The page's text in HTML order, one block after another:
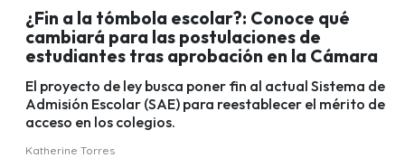
¿Fin a la tómbola escolar?: Conoce qué
cambiará para las postulaciones de
estudiantes tras aprobación en la Cámara
El proyecto de ley busca poner fin al actual Sistema de
Admisión Escolar (SAE) para reestablecer el mérito de
acceso en los colegios.
Katherine Torres